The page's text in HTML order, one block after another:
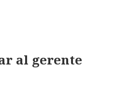
al gerente